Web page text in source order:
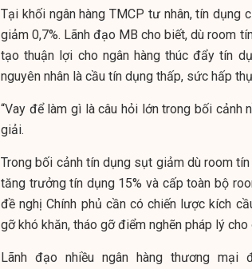
Tại khối ngân hàng TMCP tư nhân, tín
giảm 0,7%. Lãnh đạo MB cho biết, dù room
tạo thuận lợi cho ngân hàng thúc đẩy tín
nguyên nhân là cầu tín dụng thấp, sức hấp
“Vay để làm gì là câu hỏi lớn trong bối cảnh
giải.
Trong bối cảnh tín dụng sụt giảm dù room
tăng trưởng tín dụng 15% và cấp toàn bộ
đề nghị Chính phủ cần có chiến lược kích
gỡ khó khăn, tháo gỡ điểm nghẽn pháp lý cho
Lãnh đạo nhiều ngân hàng thương